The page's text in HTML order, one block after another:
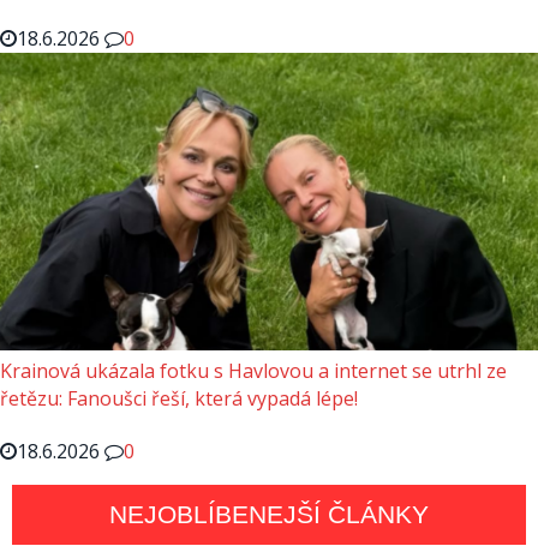
18.6.2026
0
Krainová ukázala fotku s Havlovou a internet se utrhl ze
řetězu: Fanoušci řeší, která vypadá lépe!
18.6.2026
0
NEJOBLÍBENEJŠÍ ČLÁNKY